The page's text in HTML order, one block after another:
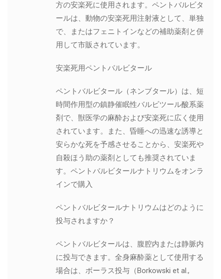
方の安楽死に使用されます。ペントバルビタ
ールは、動物の安楽死用注射液として、単独
で、またはフェニトインなどの補助薬剤と併
用して市販されています。
安楽死用ペントバルビタール
ペントバルビタール（ネンブタール）は、短
時間作用型の鎮静催眠性バルビツール酸系薬
剤で、獣医学の麻酔および安楽死に広く使用
されています。また、昏睡への迅速な誘導と
安らかな死を予感させることから、安楽死や
自殺ほう助の薬剤としても推奨されていま
す。ペントバルビタールナトリウムをオンラ
インで購入
ペントバルビタールナトリウムはどのように
投与されますか？
ペントバルビタールは、腹腔内または静脈内
に投与できます。全身麻酔薬として使用する
場合は、ボーラス投与（Borkowski et al.,